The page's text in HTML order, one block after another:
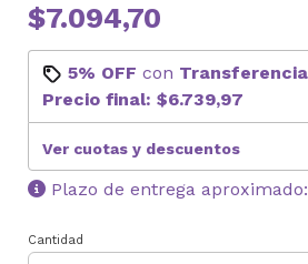
$7.094,70
5% OFF con Transferencia
Precio final: $6.739,97
Ver cuotas y descuentos
Plazo de entrega
Cantidad